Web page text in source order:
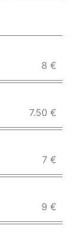
8 €
7.50 €
7 €
9 €